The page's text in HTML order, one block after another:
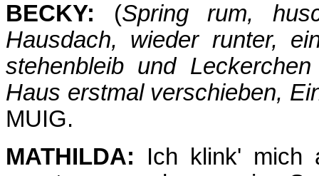
BECKY: (Spring rum,
Hausdach, wieder runter,
stehenbleib und
Haus erstmal verschieben,
MUIG.
MATHILDA: Ich klink' mich